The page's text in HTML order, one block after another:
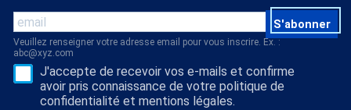
S'abonner
Veuillez renseigner votre adresse email pour vous inscrire. Ex. :
abc@xyz.com
J'accepte de recevoir vos e-mails et confirme
avoir pris connaissance de votre politique de
confidentialité et mentions légales.